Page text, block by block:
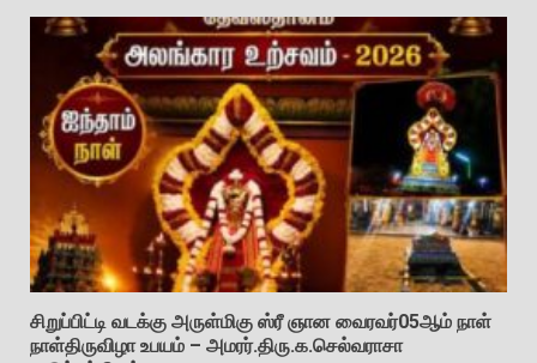
சிறுப்பிட்டி வடக்கு அருள்மிகு ஸ்ரீ ஞான வைரவர்05ஆம் நாள்
நாள்திருவிழா உபயம் – அமரர்.திரு.க.செல்வராசா